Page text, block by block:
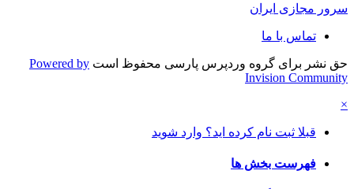
سرور مجازی ایران
تماس با ما
حق نشر برای گروه وردپرس پارسی محفوظ است Powered by
Invision Community
×
قبلا ثبت نام کرده اید؟ وارد شوید
فهرست بخش ها